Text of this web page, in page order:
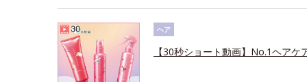
ヘア
【30秒ショート動画】No.1ヘア